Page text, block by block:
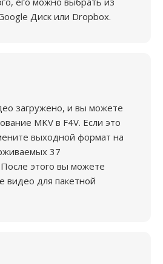
Диск или Dropbox.
загружено, и вы можете
MKV в F4V. Если это
выходной формат на
37
этого вы можете
видео для пакетной